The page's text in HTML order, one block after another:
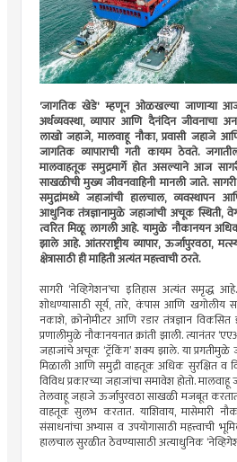
'जागतिक खेडे' म्हणून ओळखल्या जाणार्‍या
अर्थव्यवस्था, व्यापार आणि दैनंदिन जीवनाचा
लाखो जहाजे, मालवाहू नौका, प्रवासी जहाजे
जागतिक व्यापाराची गती कायम ठेवते.
मालवाहतूक समुद्रमार्गे होत असल्याने आज
साखळीची मुख्य जीवनवाहिनी मानली जाते.
समुद्रांमध्ये जहाजांची हालचाल, व्यवस्थापन
आधुनिक तंत्रज्ञानामुळे जहाजांची अचूक स्थिती,
त्वरित मिळू लागली आहे. यामुळे नौकानयन
झाले आहे. आंतरराष्ट्रीय व्यापार, ऊर्जापुरवठा,
क्षेत्रासाठी ही माहिती अत्यंत महत्त्वाची ठरते.
सागरी ‘नेव्हिगेशन’चा इतिहास अत्यंत समृद्ध
शोधण्यासाठी सूर्य, तारे, कंपास आणि खगोलीय
नकाशे, क्रोनोमीटर आणि रडार तंत्रज्ञान
प्रणालीमुळे नौकानयनात क्रांती झाली. त्यानंतर
जहाजांचे अचूक ‘ट्रॅकिंग’ शक्य झाले. या प्रगतीमुळे
मिळाली आणि समुद्री वाहतूक अधिक सुरक्षित व
विविध प्रकारच्या जहाजांचा समावेश होतो.
तेलवाहू जहाजे ऊर्जापुरवठा साखळी मजबूत
वाहतूक सुलभ करतात. याशिवाय, मासेमारी
संसाधनांचा अभ्यास व उपयोगासाठी महत्त्वाची
हालचाल सुरळीत ठेवण्यासाठी अत्याधुनिक